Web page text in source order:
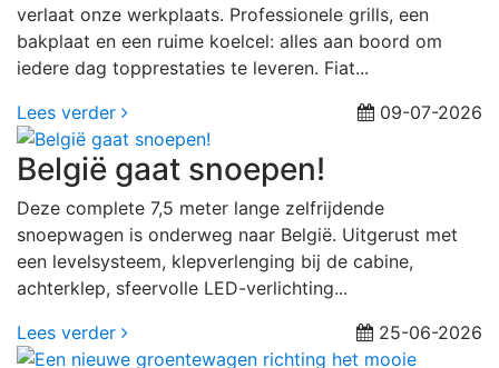
verlaat onze werkplaats. Professionele grills, een
bakplaat en een ruime koelcel: alles aan boord om
iedere dag topprestaties te leveren. Fiat...
Lees verder
09-07-2026
België gaat snoepen!
Deze complete 7,5 meter lange zelfrijdende
snoepwagen is onderweg naar België. Uitgerust met
een levelsysteem, klepverlenging bij de cabine,
achterklep, sfeervolle LED-verlichting...
Lees verder
25-06-2026